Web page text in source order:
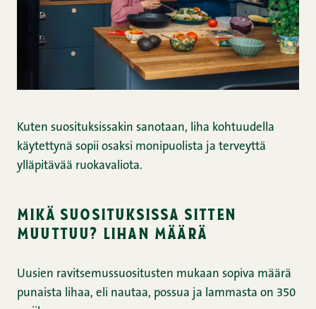
Kuten suosituksissakin sanotaan, liha kohtuudella
käytettynä sopii osaksi monipuolista ja terveyttä
ylläpitävää ruokavaliota.
mikä suosituksissa sitten
muuttuu? lihan määrä
Uusien ravitsemussuositusten mukaan sopiva määrä
punaista lihaa, eli nautaa, possua ja lammasta on 350